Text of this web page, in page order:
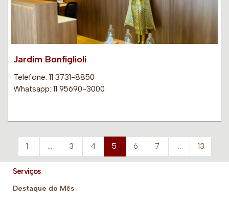
Jardim Bonfiglioli
Telefone: 11 3731-8850
Whatsapp: 11 95690-3000
1 … 3 4 5 6 7 … 13
Serviços
Destaque do Mês